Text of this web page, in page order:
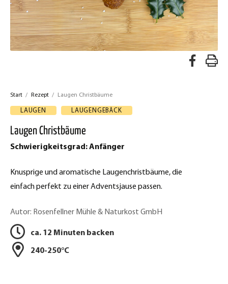
R
Start / Rezept / Laugen Christbäume
LAUGEN LAUGENGEBÄCK
Laugen Christbäume
Schwierigkeitsgrad: Anfänger
Knusprige und aromatische Laugenchristbäume, die
einfach perfekt zu einer Adventsjause passen.
Autor: Rosenfellner Mühle & Naturkost GmbH
ca. 12 Minuten backen
240-250°C